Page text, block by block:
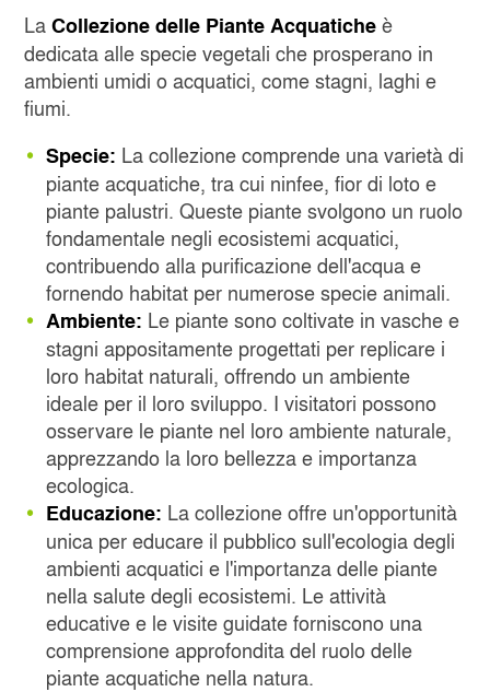
LaCollezione delle Piante Acquaticheè
dedicata alle specie vegetali che prosperano in
ambienti umidi o acquatici, come stagni, laghi e
fiumi.
Specie: La collezione comprende una varietà di
piante acquatiche, tra cui ninfee, fior di loto e
piante palustri. Queste piante svolgono un ruolo
fondamentale negli ecosistemi acquatici,
contribuendo alla purificazione dell'acqua e
fornendo habitat per numerose specie animali.
Ambiente: Le piante sono coltivate in vasche e
stagni appositamente progettati per replicare i
loro habitat naturali, offrendo un ambiente
ideale per il loro sviluppo. I visitatori possono
osservare le piante nel loro ambiente naturale,
apprezzando la loro bellezza e importanza
ecologica.
Educazione: La collezione offre un'opportunità
unica per educare il pubblico sull'ecologia degli
ambienti acquatici e l'importanza delle piante
nella salute degli ecosistemi. Le attività
educative e le visite guidate forniscono una
comprensione approfondita del ruolo delle
piante acquatiche nella natura.